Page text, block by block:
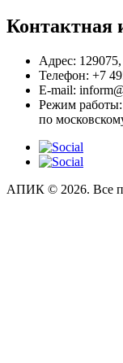
Контактная
Адрес:
Телефон: +7
E-mail:
Режим работы:
по
АПИК © 2026. Все